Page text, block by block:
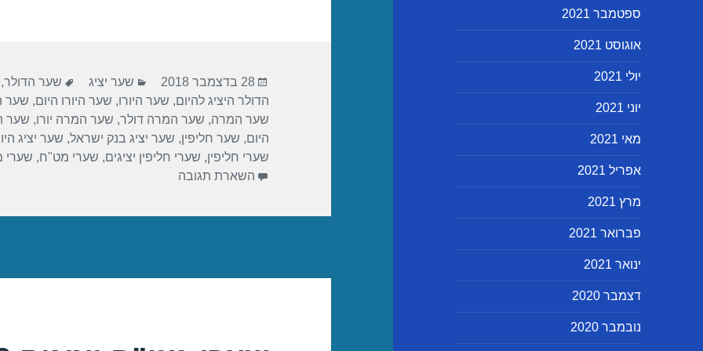
ספטמבר 2021
אוגוסט 2021
יולי 2021
יוני 2021
מאי 2021
אפריל 2021
מרץ 2021
פברואר 2021
ינואר 2021
דצמבר 2020
נובמבר 2020
o
o
k
פורסם
בתאריך
28 בדצמבר 2018 קטגוריות
שער יציג תגיות
שער הדולר
הדולר היציג להיום, שער היורו, שער היורו היום, שער
שער המרה, שער המרה דולר, שער המרה יורו, שער
היום, שער חליפין, שער יציג בנק ישראל, שער יציג
שערי חליפין, שערי חליפין יציגים, שערי מט"ח, שערי
השארת תגובה